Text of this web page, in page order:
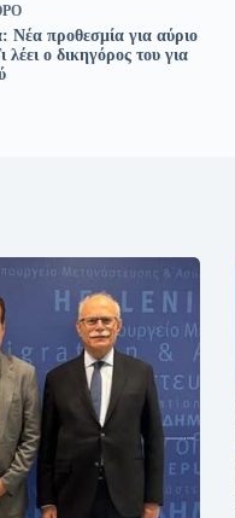
Νέα προθεσμία για αύριο
λέει ο δικηγόρος του για